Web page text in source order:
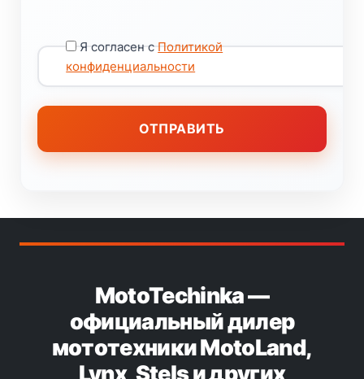
Я согласен сПолитикой
конфиденциальности
MotoTechinka —
официальный дилер
мототехники MotoLand,